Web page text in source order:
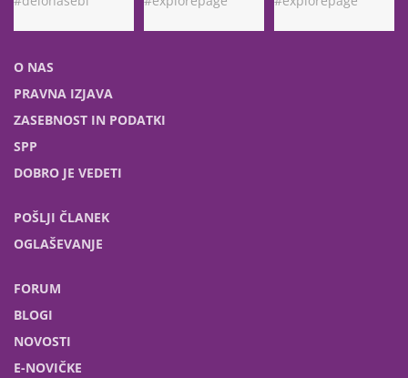
O NAS
PRAVNA IZJAVA
ZASEBNOST IN PODATKI
SPP
DOBRO JE VEDETI
POŠLJI ČLANEK
OGLAŠEVANJE
FORUM
BLOGI
NOVOSTI
E-NOVIČKE